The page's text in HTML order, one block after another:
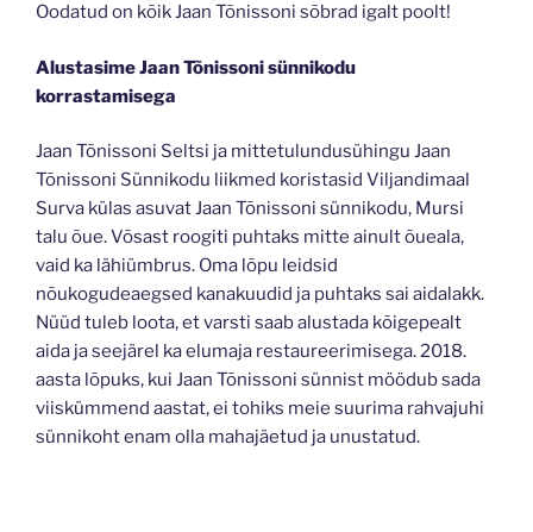
Oodatud on kõik Jaan Tõnissoni sõbrad igalt poolt!
Alustasime Jaan Tõnissoni sünnikodu
korrastamisega
Jaan Tõnissoni Seltsi ja mittetulundusühingu Jaan
Tõnissoni Sünnikodu liikmed koristasid Viljandimaal
Surva külas asuvat Jaan Tõnissoni sünnikodu, Mursi
talu õue. Võsast roogiti puhtaks mitte ainult õueala,
vaid ka lähiümbrus. Oma lõpu leidsid
nõukogudeaegsed kanakuudid ja puhtaks sai aidalakk.
Nüüd tuleb loota, et varsti saab alustada kõigepealt
aida ja seejärel ka elumaja restaureerimisega. 2018.
aasta lõpuks, kui Jaan Tõnissoni sünnist möödub sada
viiskümmend aastat, ei tohiks meie suurima rahvajuhi
sünnikoht enam olla mahajäetud ja unustatud.